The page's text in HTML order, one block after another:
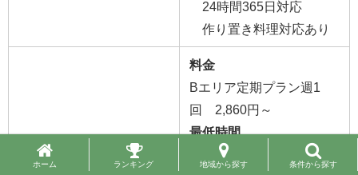
24時間365日対応
作り置き料理対応あり
料理
料金
Bエリア定期プラン週1
回 2,860円～
最低時間
1時間～